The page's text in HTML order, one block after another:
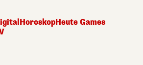
HoroskopHeute Games